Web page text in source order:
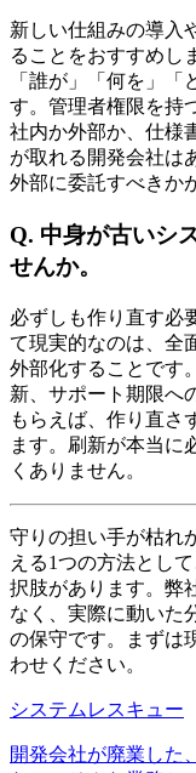
新しい仕組みの導入
ることをおすすめし
「誰が」「何を」「
す。管理者権限を持
社内か外部か、仕様
が取れる開発会社は
外部に委託すべきか
Q. 中身が古いシ
せんか。
必ずしも作り直す必
て現実的なのは、全
外部化することです
新、サポート期限へ
もらえば、作り直さ
ます。刷新が本当に
くありません。
守りの担い手が枯れ
える1つの方法とし
択肢があります。弊
なく、実際に動いた
の保守です。まずは
わせください。
システムレスキュー
開発会社が廃業した